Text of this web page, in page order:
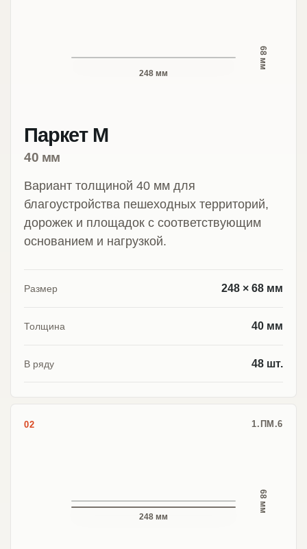
248 мм
68 мм
Паркет М
40 мм
Вариант толщиной 40 мм для
благоустройства пешеходных территорий,
дорожек и площадок с соответствующим
основанием и нагрузкой.
Размер 248 × 68 мм
Толщина 40 мм
В ряду 48 шт.
02 1.ПМ.6
248 мм
68 мм